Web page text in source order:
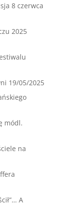
8 czerwca
2025
19/05/2025
módl.
na
A